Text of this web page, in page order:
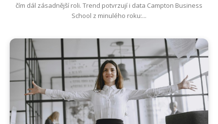
čím dál zásadnější roli. Trend potvrzují i data Campton Business
School z minulého roku:...